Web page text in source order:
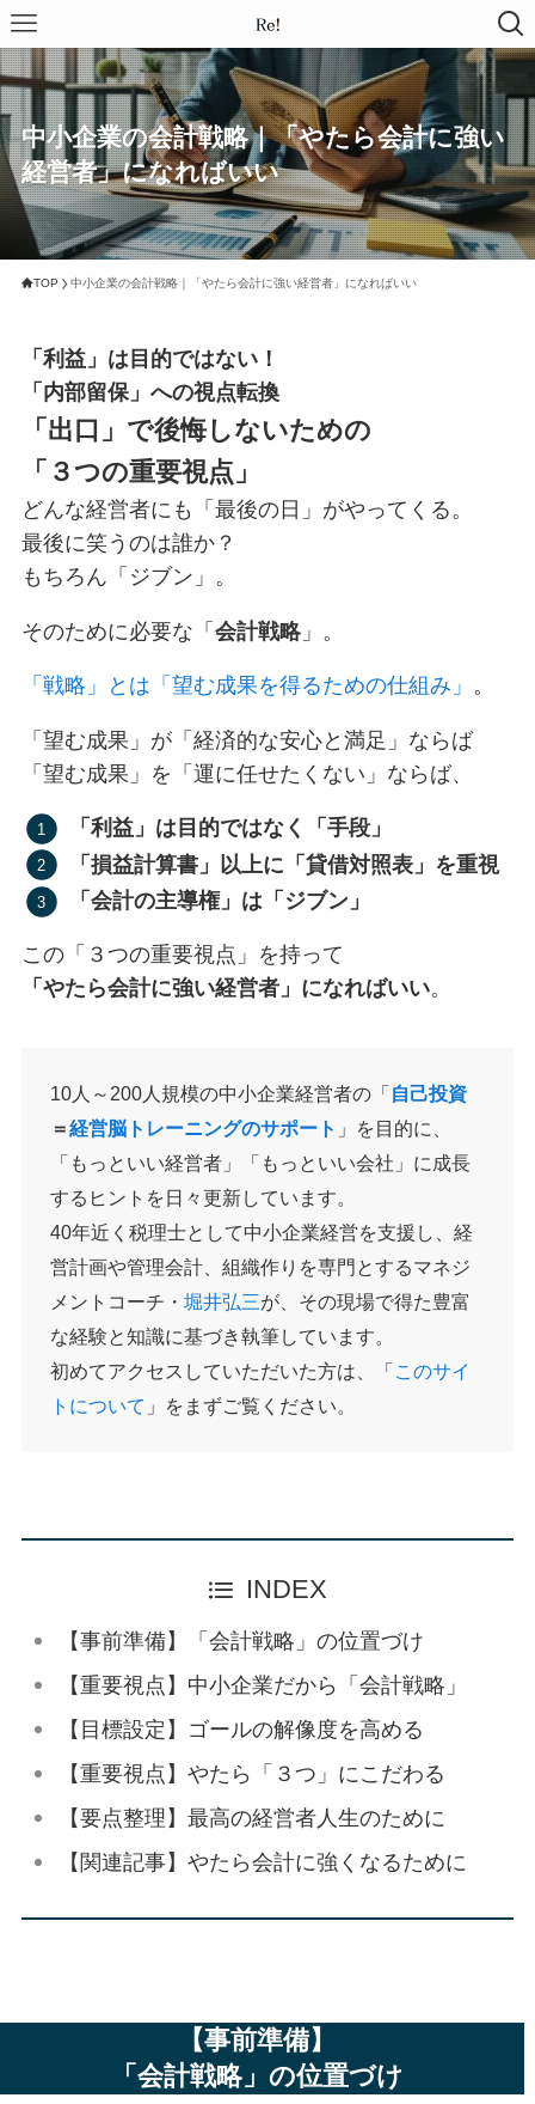
中小企業の会計戦略｜「やたら会計に強い
経営者」になればいい
TOP 中小企業の会計戦略｜「やたら会計に強い経営者」になればいい
「利益」は目的ではない！
「内部留保」への視点転換
「出口」で後悔しないための
「３つの重要視点」
どんな経営者にも「最後の日」がやってくる。
最後に笑うのは誰か？
もちろん「ジブン」。
そのために必要な「 会計戦略」。
「戦略」とは「望む成果を得るための仕組み」 。
「望む成果」が「経済的な安心と満足」ならば
「望む成果」を「運に任せたくない」ならば、
「利益」は目的ではなく「手段」
「損益計算書」以上に「貸借対照表」を重視
「会計の主導権」は「ジブン」
この「３つの重要視点」を持って
「やたら会計に強い経営者」になればいい。
10人～200人規模の中小企業経営者の「自己投資
＝経営脳トレーニングのサポート 」を目的に、
「もっといい経営者」「もっといい会社」に成長
するヒントを日々更新しています。
40年近く税理士として中小企業経営を支援し、経
営計画や管理会計、組織作りを専門とするマネジ
メントコーチ・堀井弘三が、その現場で得た豊富
な経験と知識に基づき執筆しています。
初めてアクセスしていただいた方は、「このサイ
トについて 」をまずご覧ください。
INDEX
【事前準備】「会計戦略」の位置づけ
【重要視点】中小企業だから「会計戦略」
【目標設定】ゴールの解像度を高める
【重要視点】やたら「３つ」にこだわる
【要点整理】最高の経営者人生のために
【関連記事】やたら会計に強くなるために
【事前準備】
「会計戦略」の位置づけ